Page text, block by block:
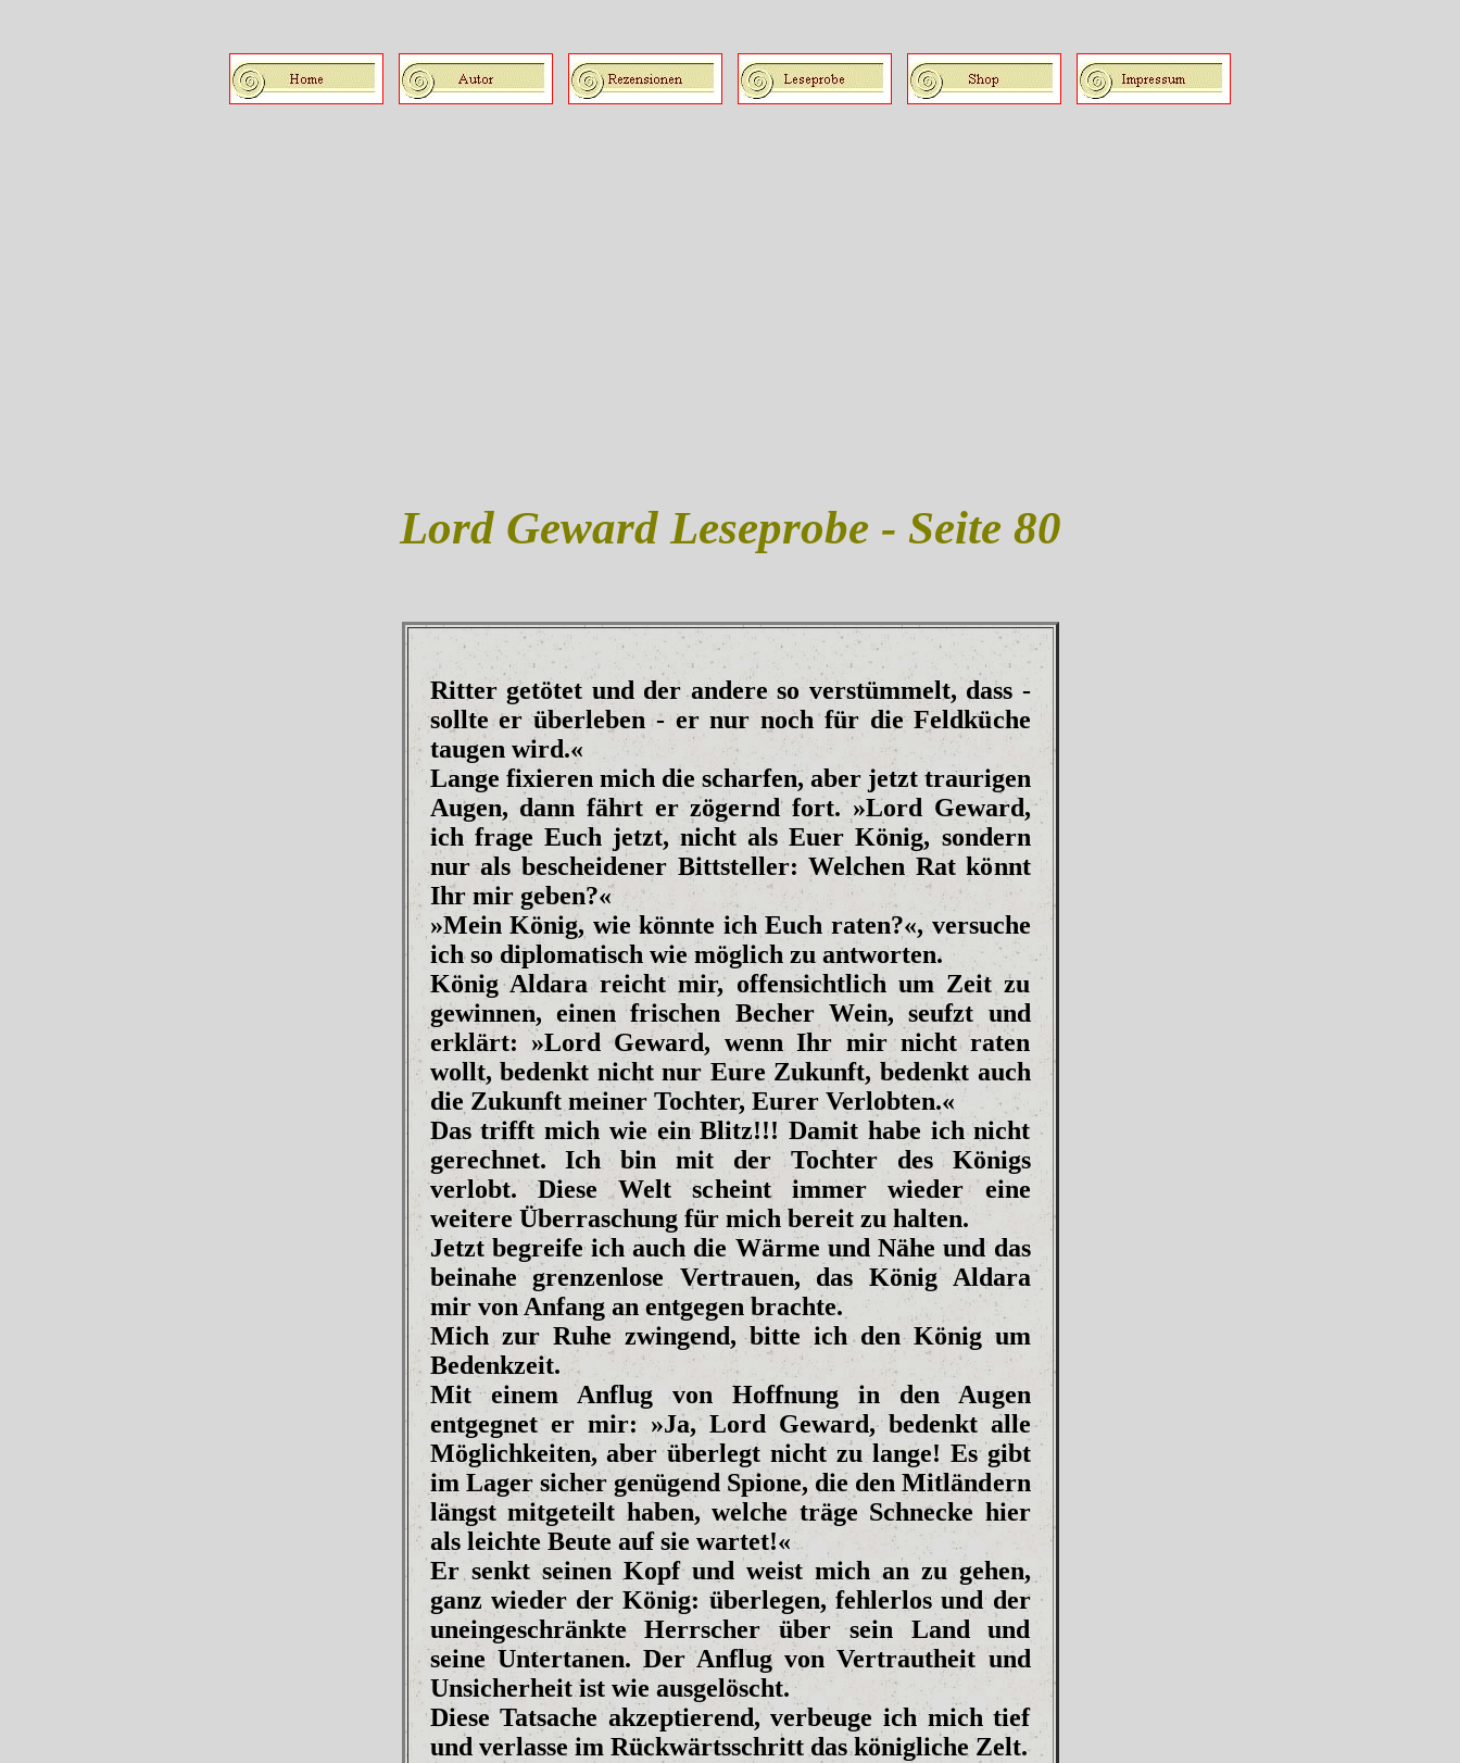
Lord Geward Leseprobe - Seite 80
Ritter getötet und der andere so verstümmelt, dass -
sollte er überleben - er nur noch für die Feldküche
taugen wird.«
Lange fixieren mich die scharfen, aber jetzt traurigen
Augen, dann fährt er zögernd fort. »Lord Geward,
ich frage Euch jetzt, nicht als Euer König, sondern
nur als bescheidener Bittsteller: Welchen Rat könnt
Ihr mir geben?«
»Mein König, wie könnte ich Euch raten?«, versuche
ich so diplomatisch wie möglich zu antworten.
König Aldara reicht mir, offensichtlich um Zeit zu
gewinnen, einen frischen Becher Wein, seufzt und
erklärt: »Lord Geward, wenn Ihr mir nicht raten
wollt, bedenkt nicht nur Eure Zukunft, bedenkt auch
die Zukunft meiner Tochter, Eurer Verlobten.«
Das trifft mich wie ein Blitz!!! Damit habe ich nicht
gerechnet. Ich bin mit der Tochter des Königs
verlobt. Diese Welt scheint immer wieder eine
weitere Überraschung für mich bereit zu halten.
Jetzt begreife ich auch die Wärme und Nähe und das
beinahe grenzenlose Vertrauen, das König Aldara
mir von Anfang an entgegen brachte.
Mich zur Ruhe zwingend, bitte ich den König um
Bedenkzeit.
Mit einem Anflug von Hoffnung in den Augen
entgegnet er mir: »Ja, Lord Geward, bedenkt alle
Möglichkeiten, aber überlegt nicht zu lange! Es gibt
im Lager sicher genügend Spione, die den Mitländern
längst mitgeteilt haben, welche träge Schnecke hier
als leichte Beute auf sie wartet!«
Er senkt seinen Kopf und weist mich an zu gehen,
ganz wieder der König: überlegen, fehlerlos und der
uneingeschränkte Herrscher über sein Land und
seine Untertanen. Der Anflug von Vertrautheit und
Unsicherheit ist wie ausgelöscht.
Diese Tatsache akzeptierend, verbeuge ich mich tief
und verlasse im Rückwärtsschritt das königliche Zelt.